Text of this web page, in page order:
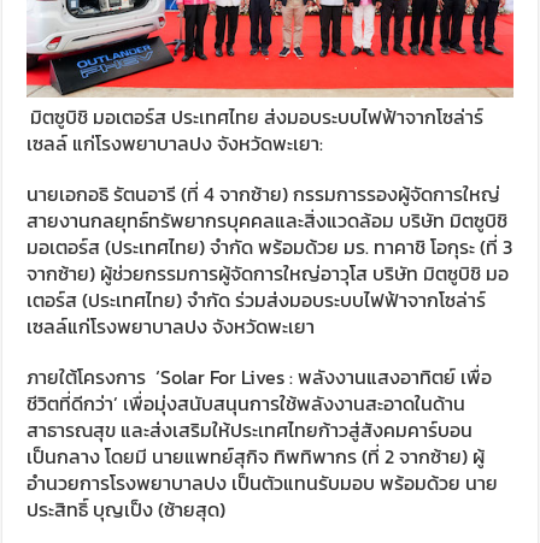
มิตซูบิชิ มอเตอร์ส ประเทศไทย ส่งมอบระบบไฟฟ้าจากโซล่าร์
เซลล์ แก่โรงพยาบาลปง จังหวัดพะเยา:
นายเอกอธิ รัตนอารี (ที่ 4 จากซ้าย) กรรมการรองผู้จัดการใหญ่
สายงานกลยุทธ์ทรัพยากรบุคคลและสิ่งแวดล้อม บริษัท มิตซูบิชิ
มอเตอร์ส (ประเทศไทย) จำกัด พร้อมด้วย มร. ทาคาชิ โอกุระ (ที่ 3
จากซ้าย) ผู้ช่วยกรรมการผู้จัดการใหญ่อาวุโส บริษัท มิตซูบิชิ มอ
เตอร์ส (ประเทศไทย) จำกัด ร่วมส่งมอบระบบไฟฟ้าจากโซล่าร์
เซลล์แก่โรงพยาบาลปง จังหวัดพะเยา
ภายใต้โครงการ ‘Solar For Lives : พลังงานแสงอาทิตย์ เพื่อ
ชีวิตที่ดีกว่า’ เพื่อมุ่งสนับสนุนการใช้พลังงานสะอาดในด้าน
สาธารณสุข และส่งเสริมให้ประเทศไทยก้าวสู่สังคมคาร์บอน
เป็นกลาง โดยมี นายแพทย์สุกิจ ทิพทิพากร (ที่ 2 จากซ้าย) ผู้
อำนวยการโรงพยาบาลปง เป็นตัวแทนรับมอบ พร้อมด้วย นาย
ประสิทธิ์ บุญเป็ง (ซ้ายสุด)